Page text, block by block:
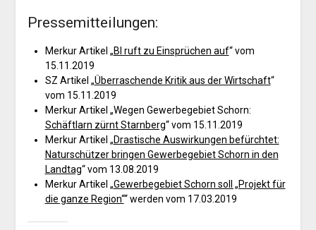
Pressemitteilungen:
Merkur Artikel „BI ruft zu Einsprüchen auf“ vom
15.11.2019
SZ Artikel „Überraschende Kritik aus der Wirtschaft“
vom 15.11.2019
Merkur Artikel „Wegen Gewerbegebiet Schorn:
Schäftlarn zürnt Starnberg“ vom 15.11.2019
Merkur Artikel „Drastische Auswirkungen befürchtet:
Naturschützer bringen Gewerbegebiet Schorn in den
Landtag“ vom 13.08.2019
Merkur Artikel „Gewerbegebiet Schorn soll „Projekt für
die ganze Region““ werden vom 17.03.2019